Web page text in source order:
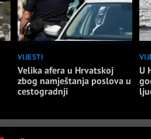
VIJESTI
Velika afera u Hrvatskoj
zbog namještanja poslova u
cestogradnji
U